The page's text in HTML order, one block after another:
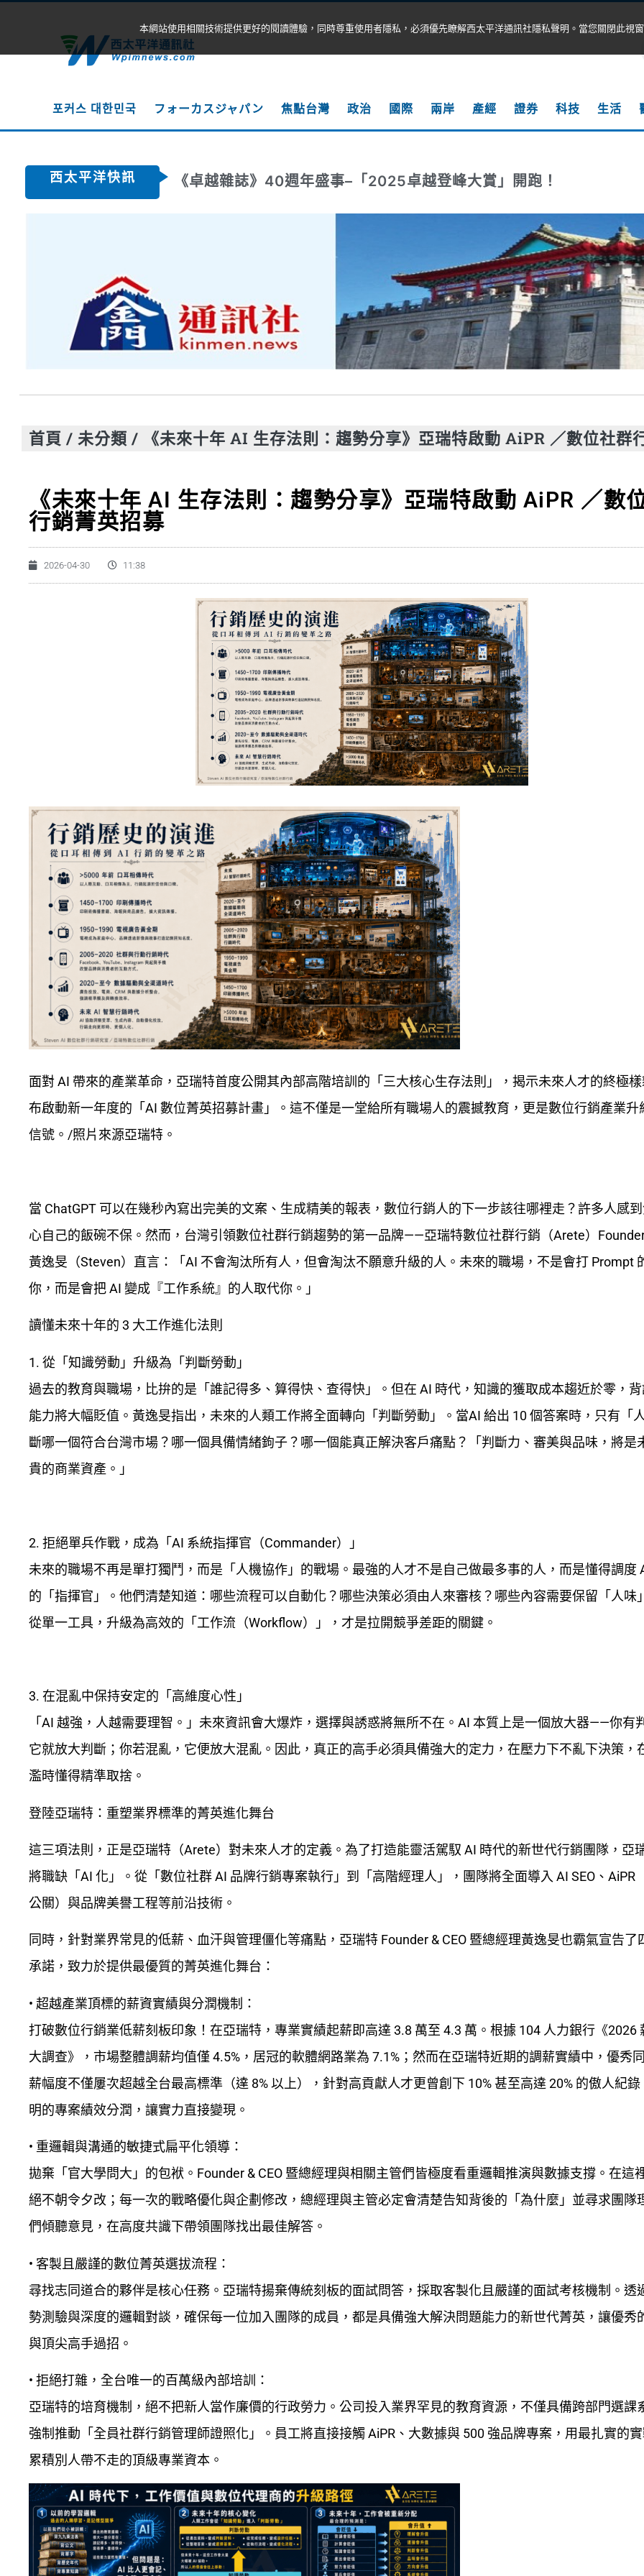
포커스 대한민국 フォーカスジャパン 焦點台灣 政治 國際 兩岸 產經 證券 科技 生活
西太平洋快訊 《卓越雜誌》40週年盛事–「2025卓越登峰大賞」開跑！
首頁 / 未分類 / 《未來十年 AI 生存法則：趨勢分享》亞瑞特啟動 AiPR ／數位社群
《未來十年 AI 生存法則：趨勢分享》亞瑞特啟動 AiPR ／數
行銷菁英招募
2026-04-30 11:38
面對 AI 帶來的產業革命，亞瑞特首度公開其內部高階培訓的「三大核心生存法則」，揭示未來人才的終極
布啟動新一年度的「AI 數位菁英招募計畫」。這不僅是一堂給所有職場人的震撼教育，更是數位行銷產業升
信號。/照片來源亞瑞特。
當 ChatGPT 可以在幾秒內寫出完美的文案、生成精美的報表，數位行銷人的下一步該往哪裡走？許多人感
心自己的飯碗不保。然而，台灣引領數位社群行銷趨勢的第一品牌——亞瑞特數位社群行銷（Arete）Founder
黃逸旻（Steven）直言：「AI 不會淘汰所有人，但會淘汰不願意升級的人。未來的職場，不是會打 Prompt
你，而是會把 AI 變成『工作系統』的人取代你。」
讀懂未來十年的 3 大工作進化法則
1. 從「知識勞動」升級為「判斷勞動」
過去的教育與職場，比拚的是「誰記得多、算得快、查得快」。但在 AI 時代，知識的獲取成本趨近於零，
能力將大幅貶值。黃逸旻指出，未來的人類工作將全面轉向「判斷勞動」。當AI 給出 10 個答案時，只有「
斷哪一個符合台灣市場？哪一個具備情緒鉤子？哪一個能真正解決客戶痛點？「判斷力、審美與品味，將是
貴的商業資產。」
2. 拒絕單兵作戰，成為「AI 系統指揮官（Commander）」
未來的職場不再是單打獨鬥，而是「人機協作」的戰場。最強的人才不是自己做最多事的人，而是懂得調度
的「指揮官」。他們清楚知道：哪些流程可以自動化？哪些決策必須由人來審核？哪些內容需要保留「人味
從單一工具，升級為高效的「工作流（Workflow）」，才是拉開競爭差距的關鍵。
3. 在混亂中保持安定的「 高維度心性」
「AI 越強，人越需要理智。」未來資訊會大爆炸，選擇與誘惑將無所不在。AI 本質上是一個放大器——你有
它就放大判斷；你若混亂，它便放大混亂。因此，真正的高手必須具備強大的定力，在壓力下不亂下決策，
濫時懂得精準取捨。
登陸亞瑞特：重塑業界標準的菁英進化舞台
這三項法則，正是亞瑞特（Arete）對未來人才的定義。為了打造能靈活駕馭 AI 時代的新世代行銷團隊，亞
將職缺「AI 化」。從「數位社群 AI 品牌行銷專案執行」到「高階經理人」，團隊將全面導入 AI SEO、AiPR
公關）與品牌美譽工程等前沿技術。
同時，針對業界常見的低薪、血汗與管理僵化等痛點，亞瑞特 Founder & CEO 暨總經理黃逸旻也霸氣宣告了
承諾，致力於提供最優質的菁英進化舞台：
• 超越產業頂標的薪資實績與分潤機制：
打破數位行銷業低薪刻板印象！在亞瑞特，專業實績起薪即高達 3.8 萬至 4.3 萬。根據 104 人力銀行《2026
大調查》，市場整體調薪均值僅 4.5%，居冠的軟體網路業為 7.1%； 然而在亞瑞特近期的調薪實績中，優秀
薪幅度不僅屢次超越全台最高標準（達 8%以上），針對高貢獻人才更曾創下 10% 甚至高達 20% 的傲人紀錄
明的專案績效分潤，讓實力直接變現。
• 重邏輯與溝通的敏捷式扁平化領導：
拋棄「官大學問大」的包袱。 Founder & CEO 暨總經理與相關主管們皆極度看重邏輯推演與數據支撐。 在這
絕不朝令夕改；每一次的戰略優化與企劃修改，總經理與主管必定會清楚告知背後的「為什麼」並尋求團隊
們傾聽意見，在高度共識下帶領團隊找出最佳解答。
• 客製且嚴謹的數位菁英選拔流程：
尋找志同道合的夥伴是核心任務。亞瑞特揚棄傳統刻板的面試問答，採取客製化且嚴謹的面試考核機制。透
勢測驗與深度的邏輯對談，確保每一位加入團隊的成員，都是具備強大解決問題能力的新世代菁英，讓優秀
與頂尖高手過招。
• 拒絕打雜，全台唯一的百萬級內部培訓：
亞瑞特的培育機制，絕不把新人當作廉價的行政勞力。公司投入業界罕見的教育資源，不僅具備跨部門選課
強制推動「全員社群行銷管理師證照化」。員工將直接接觸 AiPR、大數據與 500 強品牌專案，用最扎實的
累積別人帶不走的頂級專業資本。
本網站使用相關技術提供更好的閱讀體驗，同時尊重使用者隱私，必須優先瞭解西太平洋通訊社隱私聲明。當您關閉此視